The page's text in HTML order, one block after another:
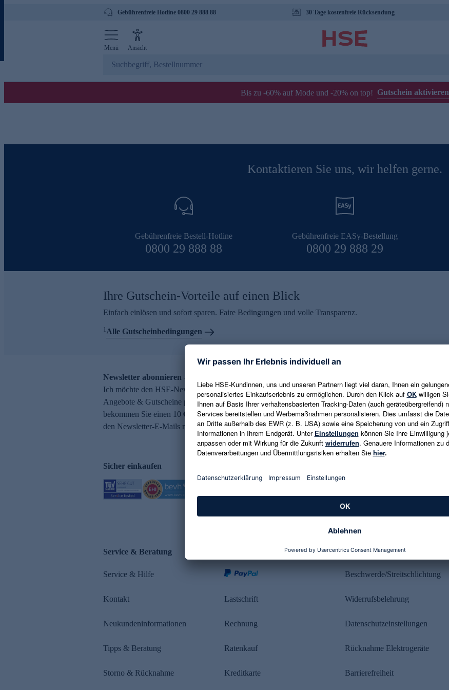
Gebührenfreie Hotline 0800 29 888 88 30 Tage kostenfreie Rücksendung
Menü Ansicht
Bis zu -60% auf Mode und -20% on top! Gutschein aktivieren
Kontaktieren Sie uns, wir helfen gerne.
Gebührenfreie Bestell-Hotline
0800 29 888 88
Gebührenfreie EASy-Bestellung
0800 29 888 29
Ihre Gutschein-Vorteile auf einen Blick
Einfach einlösen und sofort sparen. Faire Bedingungen und volle Transparenz.
1Alle Gutscheinbedingungen
Newsletter abonnieren – 10 € Gutschein erhalten
Ich möchte den HSE-Newsletter abonnieren und aktuelle Trends,
Angebote & Gutscheine per E-Mail erhalten. Als Dankeschön
bekommen Sie einen 10 € Gutschein. Eine Abmeldung ist jederzeit in
den Newsletter-E-Mails möglich.
E-Mail-Adresse eingeben
Es gelten die Datenschutzrichtlinien
Sicher einkaufen
Service & Beratung
Service & Hilfe
Kontakt
Neukundeninformationen
Tipps & Beratung
Storno & Rücknahme
Lastschrift
Rechnung
Ratenkauf
Kreditkarte
Rechtliches
Beschwerde/Streitschlichtung
Widerrufsbelehrung
Datenschutzeinstellungen
Rücknahme Elektrogeräte
Barrierefreiheit